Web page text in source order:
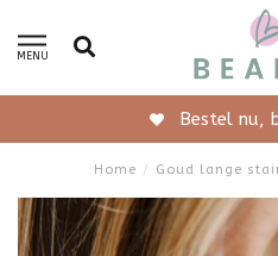
MENU
Gratis
Home / Goud lange